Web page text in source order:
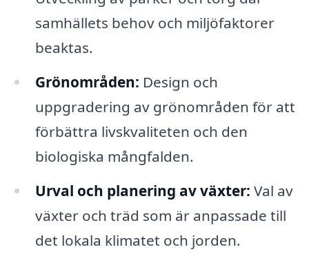
samhällets behov och miljöfaktorer
beaktas.
Grönområden: Design och
uppgradering av grönområden för att
förbättra livskvaliteten och den
biologiska mångfalden.
Urval och planering av växter: Val av
växter och träd som är anpassade till
det lokala klimatet och jorden.